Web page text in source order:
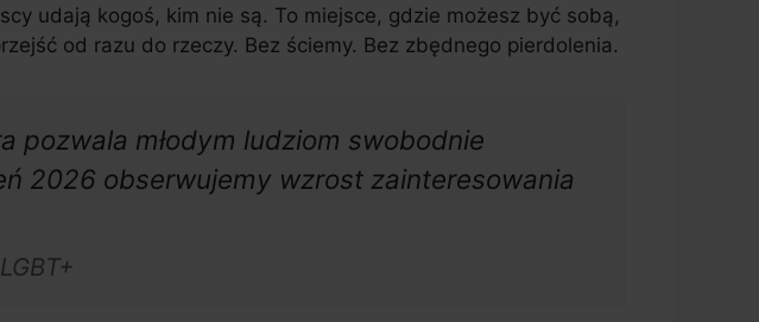
udają kogoś, kim nie są. To miejsce, gdzie możesz być sobą,
od razu do rzeczy. Bez ściemy. Bez zbędnego pierdolenia.
pozwala młodym ludziom swobodnie
2026 obserwujemy wzrost zainteresowania